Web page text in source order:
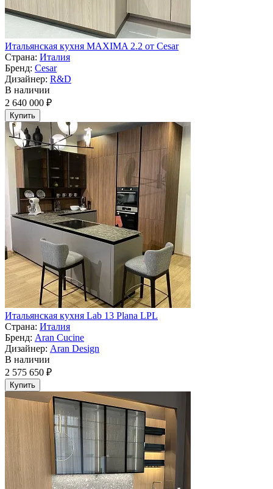
Итальянская кухня MAXIMA 2.2 от Cesar
Страна: Италия
Бренд: Cesar
Дизайнер: R&D
В наличии
2 640 000 ₽
Купить
Итальянская кухня Lab 13 Plana LPL
Страна: Италия
Бренд: Aran Cucine
Дизайнер: Aran Design
В наличии
2 575 650 ₽
Купить